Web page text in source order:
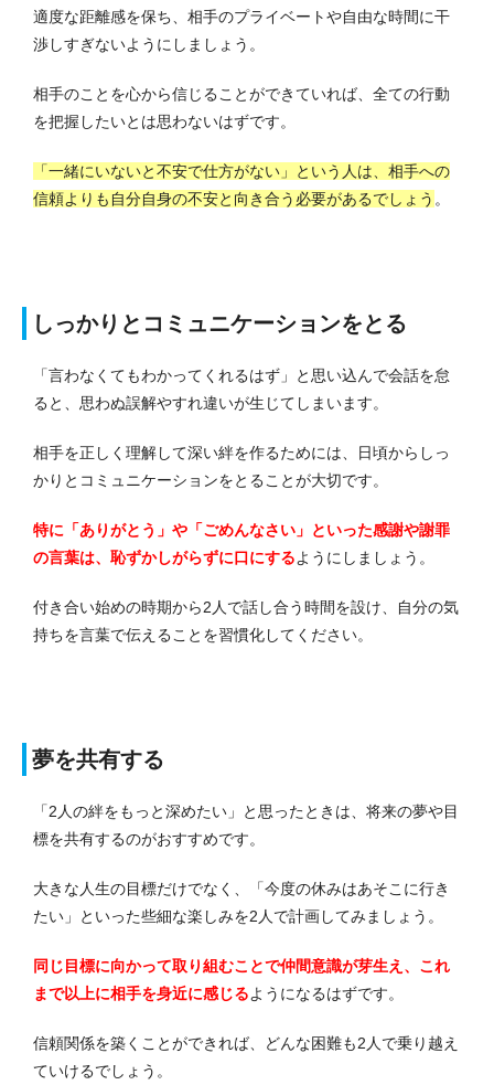
適度な距離感を保ち、相手のプライベートや自由な時間に干
渉しすぎないようにしましょう。
相手のことを心から信じることができていれば、全ての行動
を把握したいとは思わないはずです。
「一緒にいないと不安で仕方がない」という人は、相手への
信頼よりも自分自身の不安と向き合う必要があるでしょう 。
しっかりとコミュニケーションをとる
「言わなくてもわかってくれるはず」と思い込んで会話を怠
ると、思わぬ誤解やすれ違いが生じてしまいます。
相手を正しく理解して深い絆を作るためには、日頃からしっ
かりとコミュニケーションをとることが大切です。
特に「ありがとう」や「ごめんなさい」といった感謝や謝罪
の言葉は、恥ずかしがらずに口にするようにしましょう。
付き合い始めの時期から2人で話し合う時間を設け、自分の気
持ちを言葉で伝えることを習慣化してください。
夢を共有する
「2人の絆をもっと深めたい」と思ったときは、将来の夢や目
標を共有するのがおすすめです。
大きな人生の目標だけでなく、「今度の休みはあそこに行き
たい」といった些細な楽しみを2人で計画してみましょう。
同じ目標に向かって取り組むことで仲間意識が芽生え、これ
まで以上に相手を身近に感じるようになるはずです。
信頼関係を築くことができれば、どんな困難も2人で乗り越え
ていけるでしょう。